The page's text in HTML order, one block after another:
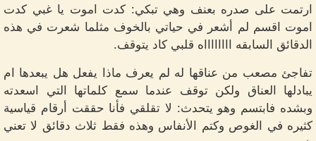
ارتمت على صدره بعنف وهي تبكي: كدت اموت يا غبي كدت
اموت اقسم لم أشعر في حياتي بالخوف مثلما شعرت في هذه
الدقائق السابقه ااااااااه قلبي كاد يتوقف.
تفاجئ مصعب من عناقها له لم يعرف ماذا يفعل هل يبعدها ام
يبادلها العناق ولكن توقف عندما سمع كلماتها التي اسعدته
وبشده فابتسم وهو يتحدث: لا تقلقي فأنا حققت أرقام قياسية
كثيره في الغوص وكتم الأنفاس وهذه فقط ثلاث دقائق لا تعني